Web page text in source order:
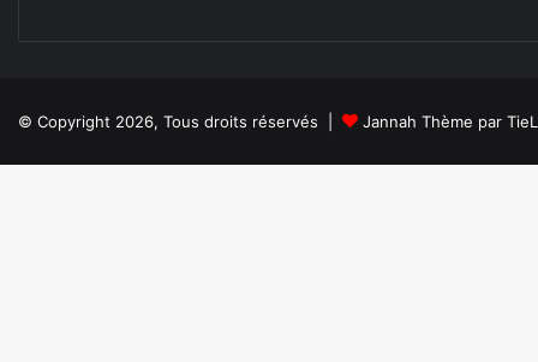
© Copyright 2026, Tous droits réservés | Jannah Thème par